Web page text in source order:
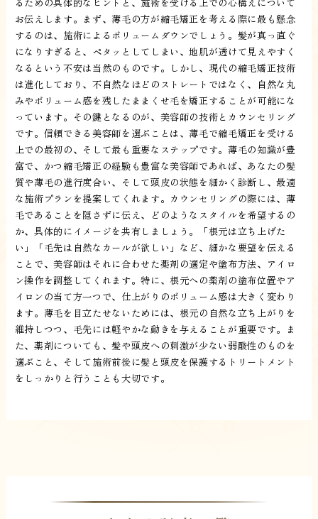
お伝えします。まず、薄毛の方が縮毛矯正を考える際に最も懸念
するのは、施術によるボリュームダウンでしょう。髪が真っ直ぐ
になりすぎると、ペタッとしてしまい、地肌が透けて見えやすく
なるという不安は当然のものです。しかし、現代の縮毛矯正技術
は進化しており、不自然なほどのストレートではなく、自然な丸
みやボリューム感を残したままくせ毛を矯正することが可能にな
っています。その鍵となるのが、美容師の技術とカウンセリング
です。信頼できる美容師を選ぶことは、薄毛で縮毛矯正を受ける
上での最初の、そして最も重要なステップです。薄毛の知識が豊
富で、かつ縮毛矯正の経験も豊富な美容師であれば、あなたの髪
質や薄毛の進行度合い、そして頭皮の状態を細かく診断し、最適
な施術プランを提案してくれます。カウンセリングの際には、薄
毛であることを隠さずに伝え、どのようなスタイルを希望するの
か、具体的にイメージを共有しましょう。「根元は立ち上げた
い」「毛先は自然なカールが欲しい」など、細かな要望を伝える
ことで、美容師はそれに合わせた薬剤の選定や塗布方法、アイロ
ン操作を調整してくれます。特に、根元への薬剤の塗布位置やア
イロンの当て方一つで、仕上がりのボリューム感は大きく変わり
ます。薄毛を目立たせないためには、根元の自然な立ち上がりを
維持しつつ、毛先には軽やかな動きを与えることが重要です。ま
た、薬剤についても、髪や頭皮への刺激が少ない弱酸性のものを
選ぶこと、そして施術前後に髪と頭皮を保護するトリートメント
をしっかりと行うことも大切です。